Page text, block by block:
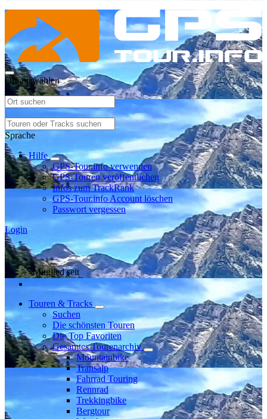
Ort auswählen
Sprache
Hilfe
GPS-Tour.info verwenden
GPS-Touren veröffentlichen
Infos zum TrackRank
GPS-Tour.info Account löschen
Passwort vergessen
Login
Mitglied seit
Touren & Tracks
Suchen
Die schönsten Touren
Die Top Favoriten
Gesamtes Tourenarchiv
Mountainbike
Transalp
Fahrrad Touring
Rennrad
Trekkingbike
Bergtour